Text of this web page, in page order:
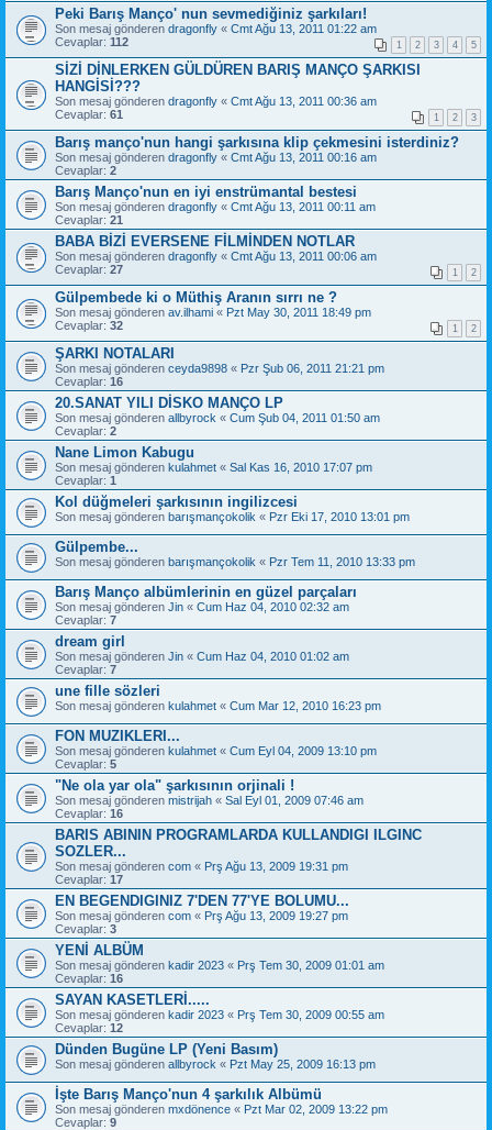
Peki Barış Manço' nun sevmediğiniz şarkıları!
Son mesaj gönderen dragonfly « Cmt Ağu 13, 2011 01:22 am
Cevaplar: 112 1 2 3 4 5
SİZİ DİNLERKEN GÜLDÜREN BARIŞ MANÇO ŞARKISI
HANGİSİ???
Son mesaj gönderen dragonfly « Cmt Ağu 13, 2011 00:36 am
Cevaplar: 61 1 2 3
Barış manço'nun hangi şarkısına klip çekmesini isterdiniz?
Son mesaj gönderen dragonfly « Cmt Ağu 13, 2011 00:16 am
Cevaplar: 2
Barış Manço'nun en iyi enstrümantal bestesi
Son mesaj gönderen dragonfly « Cmt Ağu 13, 2011 00:11 am
Cevaplar: 21
BABA BİZİ EVERSENE FİLMİNDEN NOTLAR
Son mesaj gönderen dragonfly « Cmt Ağu 13, 2011 00:06 am
Cevaplar: 27 1 2
Gülpembede ki o Müthiş Aranın sırrı ne ?
Son mesaj gönderen av.ilhami « Pzt May 30, 2011 18:49 pm
Cevaplar: 32 1 2
ŞARKI NOTALARI
Son mesaj gönderen ceyda9898 « Pzr Şub 06, 2011 21:21 pm
Cevaplar: 16
20.SANAT YILI DİSKO MANÇO LP
Son mesaj gönderen allbyrock « Cum Şub 04, 2011 01:50 am
Cevaplar: 2
Nane Limon Kabugu
Son mesaj gönderen kulahmet « Sal Kas 16, 2010 17:07 pm
Cevaplar: 1
Kol düğmeleri şarkısının ingilizcesi
Son mesaj gönderen barışmançokolik « Pzr Eki 17, 2010 13:01 pm
Gülpembe...
Son mesaj gönderen barışmançokolik « Pzr Tem 11, 2010 13:33 pm
Barış Manço albümlerinin en güzel parçaları
Son mesaj gönderen Jin « Cum Haz 04, 2010 02:32 am
Cevaplar: 7
dream girl
Son mesaj gönderen Jin « Cum Haz 04, 2010 01:02 am
Cevaplar: 7
une fille sözleri
Son mesaj gönderen kulahmet « Cum Mar 12, 2010 16:23 pm
FON MUZIKLERI...
Son mesaj gönderen kulahmet « Cum Eyl 04, 2009 13:10 pm
Cevaplar: 5
"Ne ola yar ola" şarkısının orjinali !
Son mesaj gönderen mistrijah « Sal Eyl 01, 2009 07:46 am
Cevaplar: 16
BARIS ABININ PROGRAMLARDA KULLANDIGI ILGINC
SOZLER...
Son mesaj gönderen com « Prş Ağu 13, 2009 19:31 pm
Cevaplar: 17
EN BEGENDIGINIZ 7'DEN 77'YE BOLUMU...
Son mesaj gönderen com « Prş Ağu 13, 2009 19:27 pm
Cevaplar: 3
YENİ ALBÜM
Son mesaj gönderen kadir 2023 « Prş Tem 30, 2009 01:01 am
Cevaplar: 16
SAYAN KASETLERİ.....
Son mesaj gönderen kadir 2023 « Prş Tem 30, 2009 00:55 am
Cevaplar: 12
Dünden Bugüne LP (Yeni Basım)
Son mesaj gönderen allbyrock « Pzt May 25, 2009 16:13 pm
İşte Barış Manço'nun 4 şarkılık Albümü
Son mesaj gönderen mxdönence « Pzt Mar 02, 2009 13:22 pm
Cevaplar: 9